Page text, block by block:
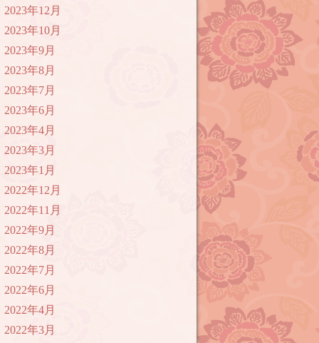
2023年12月
2023年10月
2023年9月
2023年8月
2023年7月
2023年6月
2023年4月
2023年3月
2023年1月
2022年12月
2022年11月
2022年9月
2022年8月
2022年7月
2022年6月
2022年4月
2022年3月